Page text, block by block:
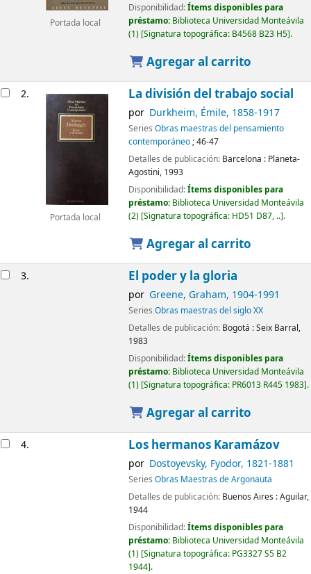
Portada local
Disponibilidad:Ítems disponibles para
préstamo: Biblioteca Universidad Monteávila
(1) Signatura topográfica: B4568 B23 H5 .
Agregar al carrito
2.
Portada local
La división del trabajo social
por Durkheim, Émile, 1858-1917
Series Obras maestras del pensamiento
contemporáneo; 46-47
Detalles de publicación: Barcelona : Planeta-
Agostini, 1993
Disponibilidad:Ítems disponibles para
préstamo: Biblioteca Universidad Monteávila
(2) Signatura topográfica: HD51 D87, .. .
Agregar al carrito
3. El poder y la gloria
por Greene, Graham, 1904-1991
Series Obras maestras del siglo XX
Detalles de publicación: Bogotá :Seix Barral,
1983
Disponibilidad:Ítems disponibles para
préstamo: Biblioteca Universidad Monteávila
(1) Signatura topográfica: PR6013 R445 1983 .
Agregar al carrito
4. Los hermanos Karamázov
por Dostoyevsky, Fyodor, 1821-1881
Series Obras Maestras de Argonauta
Detalles de publicación: Buenos Aires :Aguilar,
1944
Disponibilidad:Ítems disponibles para
préstamo: Biblioteca Universidad Monteávila
(1) Signatura topográfica: PG3327 S5 B2
1944 .